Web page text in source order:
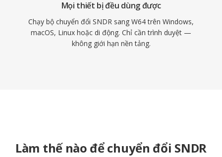
Mọi thiết bị đều dùng được
Chạy bộ chuyển đổi SNDR sang W64 trên Windows,
macOS, Linux hoặc di động. Chỉ cần trình duyệt —
không giới hạn nền tảng.
Làm thế nào để chuyển đổi SNDR